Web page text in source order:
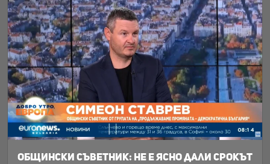
Общински съветник: Не е ясно дали срокът